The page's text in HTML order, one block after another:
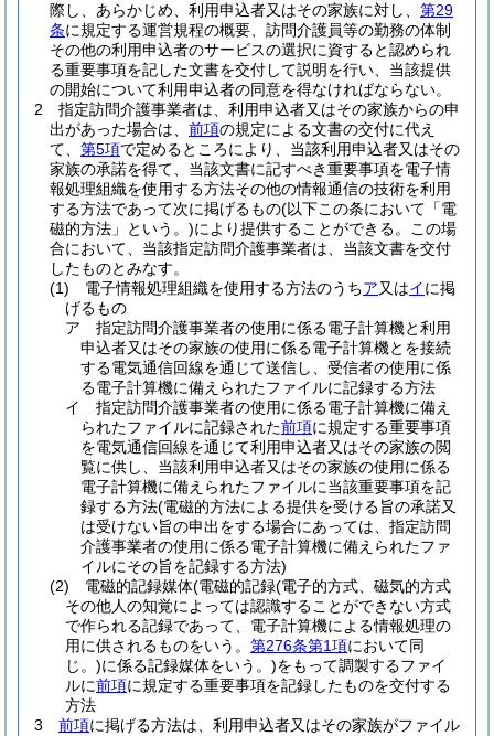
際し、あらかじめ、利用申込者又はその家族に対し、 第29
条に規定する運営規程の概要、訪問介護員等の勤務の体制
その他の利用申込者のサービスの選択に資すると認められ
る重要事項を記した文書を交付して説明を行い、当該提供
の開始について利用申込者の同意を得なければならない。
2
指定訪問介護事業者は、利用申込者又はその家族からの申
出があった場合は、 前項の規定による文書の交付に代え
て、 第5項で定めるところにより、当該利用申込者又はその
家族の承諾を得て、当該文書に記すべき重要事項を電子情
報処理組織を使用する方法その他の情報通信の技術を利用
する方法であって次に掲げるもの(以下この条において「電
磁的方法」という。)により提供することができる。
この場
合において、当該指定訪問介護事業者は、当該文書を交付
したものとみなす。
(1)
電子情報処理組織を使用する方法のうちア又はイに掲
げるもの
ア
指定訪問介護事業者の使用に係る電子計算機と利用
申込者又はその家族の使用に係る電子計算機とを接続
する電気通信回線を通じて送信し、受信者の使用に係
る電子計算機に備えられたファイルに記録する方法
イ
指定訪問介護事業者の使用に係る電子計算機に備え
られたファイルに記録された前項に規定する重要事項
を電気通信回線を通じて利用申込者又はその家族の閲
覧に供し、当該利用申込者又はその家族の使用に係る
電子計算機に備えられたファイルに当該重要事項を記
録する方法(電磁的方法による提供を受ける旨の承諾又
は受けない旨の申出をする場合にあっては、指定訪問
介護事業者の使用に係る電子計算機に備えられたファ
イルにその旨を記録する方法)
(2)
電磁的記録媒体(電磁的記録(電子的方式、磁気的方式
その他人の知覚によっては認識することができない方式
で作られる記録であって、電子計算機による情報処理の
用に供されるものをいう。 第276条第1項において同
じ。)に係る記録媒体をいう。)をもって調製するファイ
ルに前項に規定する重要事項を記録したものを交付する
方法
3
前項に掲げる方法は、利用申込者又はその家族がファイル